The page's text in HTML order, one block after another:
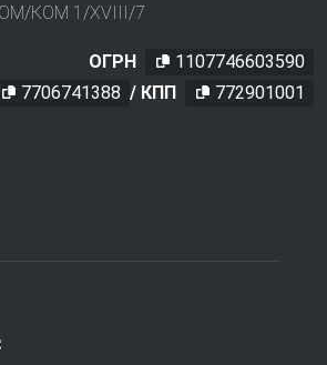
КОМ 1/XVIII/7
ОГРН
1107746603590
7706741388 / КПП 772901001